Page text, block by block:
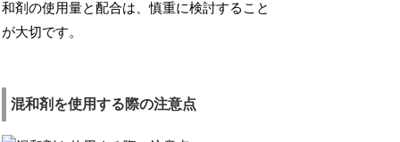
和剤の使用量と配合は、慎重に検討すること
が大切です。
混和剤を使用する際の注意点